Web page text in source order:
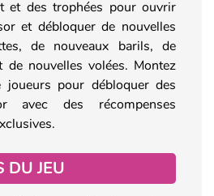
et des trophées pour ouvrir
et débloquer de nouvelles
de nouveaux barils, de
de nouvelles volées. Montez
pour débloquer des
avec des récompenses
DU JEU